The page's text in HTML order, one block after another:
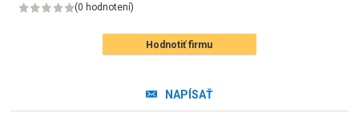
(0 hodnotení)
Hodnotiť firmu
NAPÍSAŤ